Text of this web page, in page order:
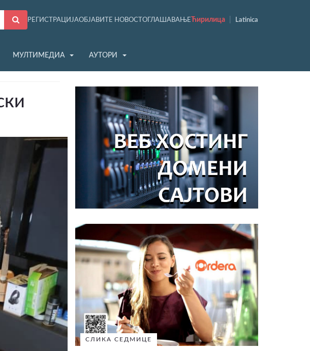
РЕГИСТРАЦИЈАОБЈАВИТЕ НОВОСТ ОГЛАШАВАЊЕ Ћирилица Latinica
МУЛТИМЕДИА АУТОРИ
СЛИКА СЕДМИЦЕ